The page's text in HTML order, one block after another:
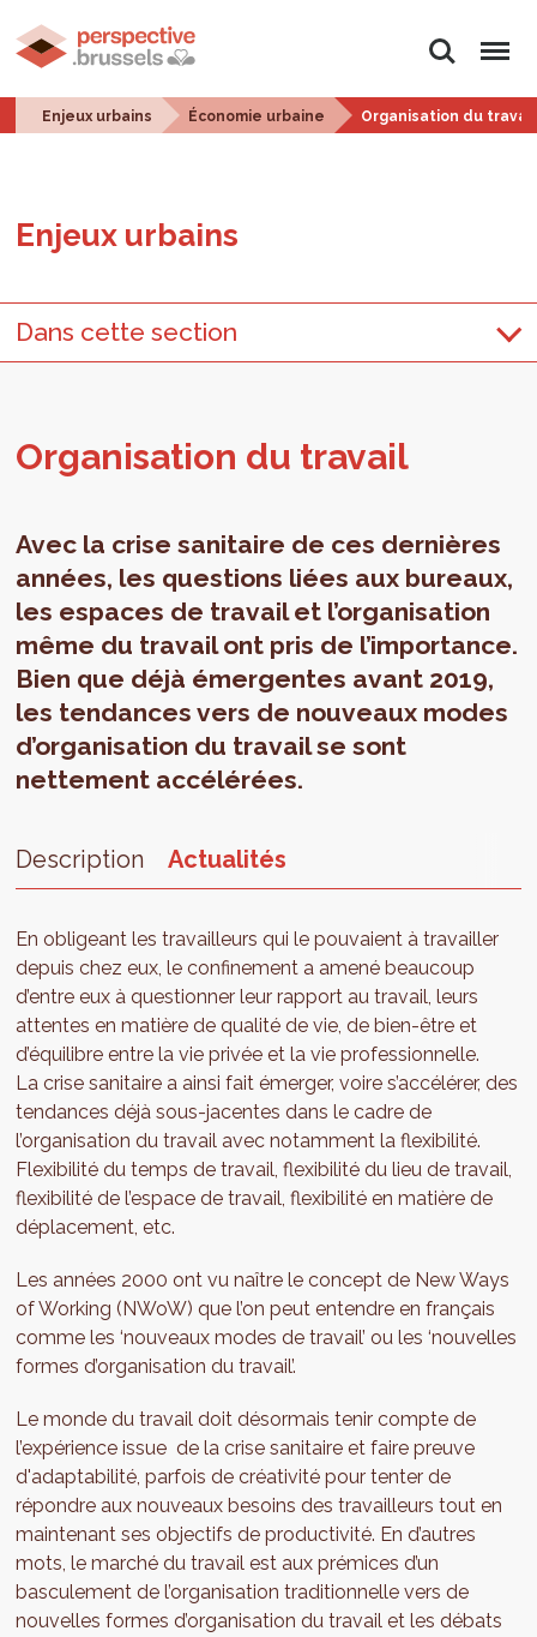
Rechercher
Menu
Enjeux urbains Économie urbaine Organisation du travail
Enjeux urbains
Dans cette section
Orga­ni­sa­tion du tra­vail
Avec la crise sanitaire de ces dernières
années, les questions liées aux bureaux,
les espaces de travail et l’organisation
même du travail ont pris de l’importance.
Bien que déjà émergentes avant 2019,
les tendances vers de nouveaux modes
d’organisation du travail se sont
nettement accélérées.
Description Actualités
En obligeant les travailleurs qui le pouvaient à travailler
depuis chez eux, le confinement a amené beaucoup
d’entre eux à questionner leur rapport au travail, leurs
attentes en matière de qualité de vie, de bien-être et
d’équilibre entre la vie privée et la vie professionnelle.
La crise sanitaire a ainsi fait émerger, voire s’accélérer, des
tendances déjà sous-jacentes dans le cadre de
l’organisation du travail avec notamment la flexibilité.
Flexibilité du temps de travail, flexibilité du lieu de travail,
flexibilité de l’espace de travail, flexibilité en matière de
déplacement, etc.
Les années 2000 ont vu naître le concept de New Ways
of Working (NWoW) que l’on peut entendre en français
comme les ‘nouveaux modes de travail’ ou les ‘nouvelles
formes d’organisation du travail’.
Le monde du travail doit désormais tenir compte de
l’expérience issue de la crise sanitaire et faire preuve
d'adaptabilité, parfois de créativité pour tenter de
répondre aux nouveaux besoins des travailleurs tout en
maintenant ses objectifs de productivité. En d’autres
mots, le marché du travail est aux prémices d’un
basculement de l’organisation traditionnelle vers de
nouvelles formes d’organisation du travail et les débats